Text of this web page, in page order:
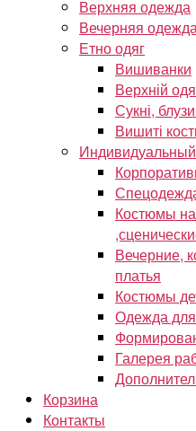
Верхняя одежда
Вечерняя
Етно одяг
Вишиванки
Верхній
Сукні,
Вишиті
Костюмы
Вечерние,
платья
Костюмы
Одежда
Галерея
Корзина
Контакты